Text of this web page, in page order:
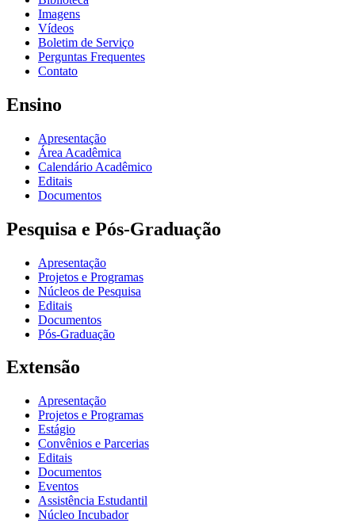
Imagens
Vídeos
Boletim de Serviço
Perguntas Frequentes
Contato
Ensino
Apresentação
Área Acadêmica
Calendário Acadêmico
Editais
Documentos
Pesquisa e Pós-Graduação
Apresentação
Projetos e Programas
Núcleos de Pesquisa
Editais
Documentos
Pós-Graduação
Extensão
Apresentação
Projetos e Programas
Estágio
Convênios e Parcerias
Editais
Documentos
Eventos
Assistência Estudantil
Núcleo Incubador